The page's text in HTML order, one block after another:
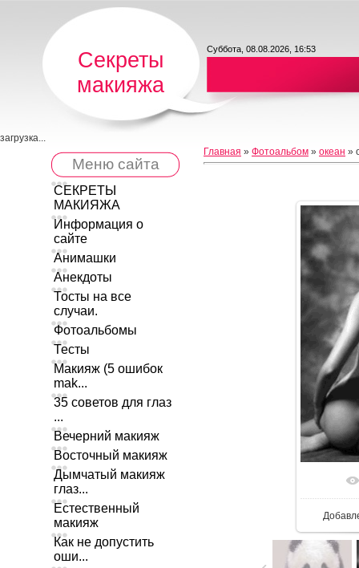
Секреты
макияжа
Суббота, 08.08.2026, 16:53
загрузка...
Меню сайта
СЕКРЕТЫ
МАКИЯЖА
Информация о
сайте
Анимашки
Анекдоты
Тосты на все
случаи.
Фотоальбомы
Тесты
Макияж (5 ошибок
mak...
35 советов для глаз
...
Вечерний макияж
Восточный макияж
Дымчатый макияж
глаз...
Естественный
макияж
Как не допустить
оши...
Главная » Фотоальбом » океан »